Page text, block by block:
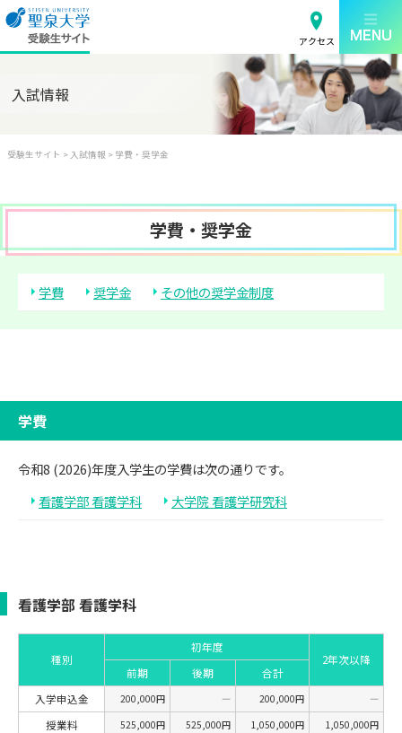
アクセス
入試情報
受験生サイト > 入試情報 > 学費・奨学金
学費・奨学金
学費 奨学金 その他の奨学金制度
学費
令和8 (2026)年度入学生の学費は次の通りです。
看護学部 看護学科
大学院 看護学研究科
看護学部 看護学科
種別
初年度
2年次以降
前期
後期
合計
入学申込金
200,000円 ― 200,000円 ―
授業料 525,000円 525,000円 1,050,000円 1,050,000円